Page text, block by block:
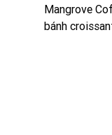
Mangrove
bánh